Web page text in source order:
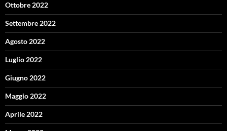
Ottobre 2022
Settembre 2022
Agosto 2022
Luglio 2022
Giugno 2022
Maggio 2022
Aprile 2022